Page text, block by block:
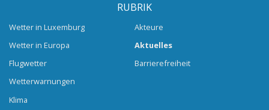
RUBRIK
Wetter in Luxemburg
Wetter in Europa
Flugwetter
Wetterwarnungen
Klima
Akteure
Aktuelles
Barrierefreiheit